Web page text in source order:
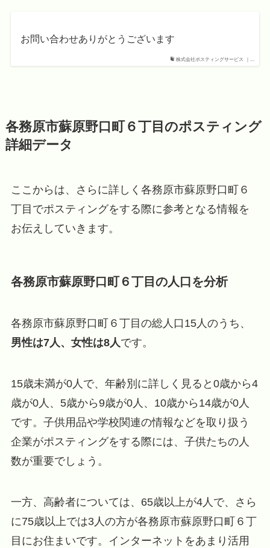
株式会社ポスティングサービス ｜...
お問い合わせありがとうございます
各務原市蘇原野口町６丁目のポスティング
詳細データ
ここからは、さらに詳しく各務原市蘇原野口町６
丁目でポスティングをする際に参考となる情報を
お伝えしていきます。
各務原市蘇原野口町６丁目の人口を分析
各務原市蘇原野口町６丁目の総人口15人のうち、
男性は7人、女性は8人です。
15歳未満が0人で、年齢別に詳しく見ると0歳から4
歳が0人、5歳から9歳が0人、10歳から14歳が0人
です。子供用品や学校関連の情報などを取り扱う
企業がポスティングをする際には、子供たちの人
数が重要でしょう。
一方、高齢者については、65歳以上が4人で、さら
に75歳以上では3人の方が各務原市蘇原野口町６丁
目にお住まいです。インターネットをあまり活用